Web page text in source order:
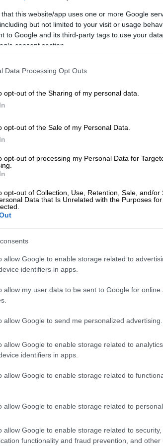
that this website/app uses one or more Google
but not limited to your visit or usage
to Google and its third-party tags to use your
consent section.
Data Processing Opt Outs
opt-out of the Sharing of my personal data.
opt-out of the Sale of my Personal Data.
opt-out of processing my Personal Data for
opt-out of Collection, Use, Retention, Sale, and/or
Data that Is Unrelated with the Purposes
allow Google to enable storage related to
identifiers in apps.
allow my user data to be sent to Google for online
allow Google to send me personalized advertising.
allow Google to enable storage related to
identifiers in apps.
allow Google to enable storage related to
allow Google to enable storage related to
allow Google to enable storage related to security,
functionality and fraud prevention, and other
ο Σάια Λαμπέφ μετά τη
People, όταν ο 24χρονος
νέας ταινίας της μητέρας του,
Pitt
στο δραματικό φιλμ, που
κινηματογράφους
.
τη Μαρία Κάλλας, ο Μάντοξ είχε
τότε και το επώνυμο
απόφασης της Σάιλο Τζολί, η
νομικά στην αλλαγή του
σε Shiloh Jolie
και σημαντική»,
drops his Pitt name from
pic.twitter.com/0Jn0ZbotV3
πως η σχέση του Μπραντ Πιτ
κάνοντας λόγο για «ουσιαστικά
τα μικρότερα παιδιά είναι